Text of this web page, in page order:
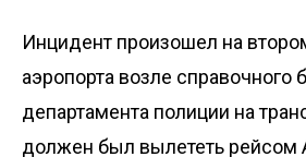
Инцидент произошел на
аэропорта возле
департамента полиции на
должен был вылететь рейсом